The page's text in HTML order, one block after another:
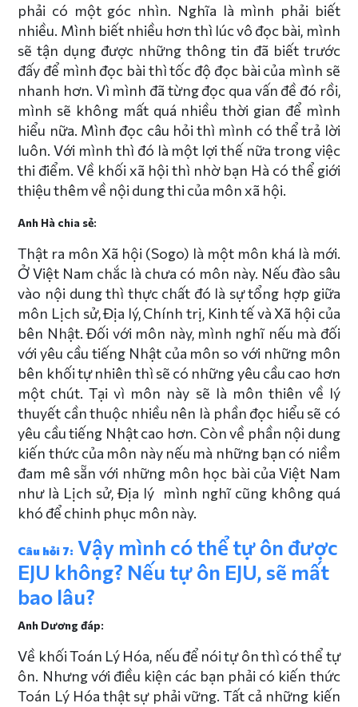
phải có một góc nhìn. Nghĩa là mình phải biết
nhiều. Mình biết nhiều hơn thì lúc vô đọc bài, mình
sẽ tận dụng được những thông tin đã biết trước
đấy để mình đọc bài thì tốc độ đọc bài của mình sẽ
nhanh hơn. Vì mình đã từng đọc qua vấn đề đó rồi,
mình sẽ không mất quá nhiều thời gian để mình
hiểu nữa. Mình đọc câu hỏi thì mình có thể trả lời
luôn. Với mình thì đó là một lợi thế nữa trong việc
thi điểm. Về khối xã hội thì nhờ bạn Hà có thể giới
thiệu thêm về nội dung thi của môn xã hội.
Anh Hà chia sẻ:
Thật ra môn Xã hội (Sogo) là một môn khá là mới.
Ở Việt Nam chắc là chưa có môn này. Nếu đào sâu
vào nội dung thì thực chất đó là sự tổng hợp giữa
môn Lịch sử, Địa lý, Chính trị, Kinh tế và Xã hội của
bên Nhật. Đối với môn này, mình nghĩ nếu mà đối
với yêu cầu tiếng Nhật của môn so với những môn
bên khối tự nhiên thì sẽ có những yêu cầu cao hơn
một chút. Tại vì môn này sẽ là môn thiên về lý
thuyết cần thuộc nhiều nên là phần đọc hiểu sẽ có
yêu cầu tiếng Nhật cao hơn. Còn về phần nội dung
kiến thức của môn này nếu mà những bạn có niềm
đam mê sẵn với những môn học bài của Việt Nam
như là Lịch sử, Địa lý mình nghĩ cũng không quá
khó để chinh phục môn này.
Câu hỏi 7: Vậy mình có thể tự ôn được
EJU không? Nếu tự ôn EJU, sẽ mất
bao lâu?
Anh Dương đáp:
Về khối Toán Lý Hóa, nếu để nói tự ôn thì có thể tự
ôn. Nhưng với điều kiện các bạn phải có kiến thức
Toán Lý Hóa thật sự phải vững. Tất cả những kiến